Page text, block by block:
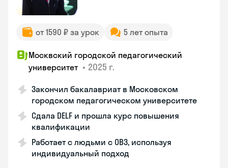
от 1590 ₽ за урок 5 лет опыта
Москвский городской педагогический
университет • 2025 г.
Закончил бакалавриат в Московском
городском педагогическом университете
Сдала DELF и прошла курс повышения
квалификации
Работает с людьми с ОВЗ, используя
индивидуальный подход